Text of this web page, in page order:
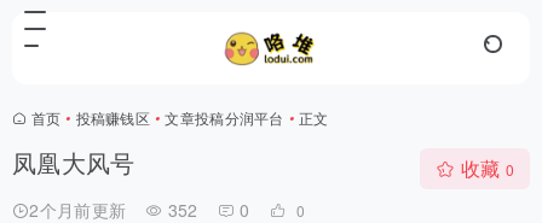
首页 • 投稿赚钱区 • 文章投稿分润平台 • 正文
凤凰大风号
2个月前更新 352 0 0
收藏 0